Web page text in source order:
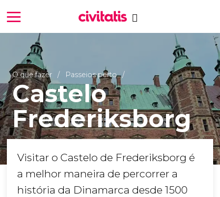
O que fazer Passeios perto
Castelo
Frederiksborg
Visitar o Castelo de Frederiksborg é
a melhor maneira de percorrer a
história da Dinamarca desde 1500